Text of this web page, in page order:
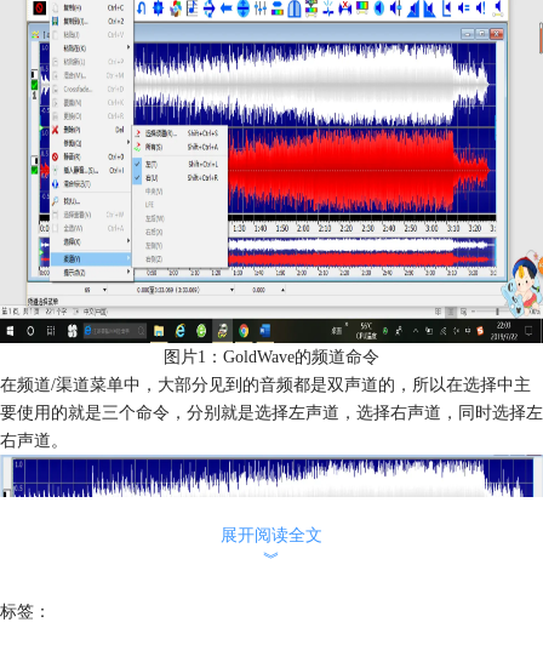
图片1：GoldWave的频道命令
在频道/渠道菜单中，大部分见到的音频都是双声道的，所以在选择中主
要使用的就是三个命令，分别就是选择左声道，选择右声道，同时选择左
右声道。
展开阅读全文
︾
标签：